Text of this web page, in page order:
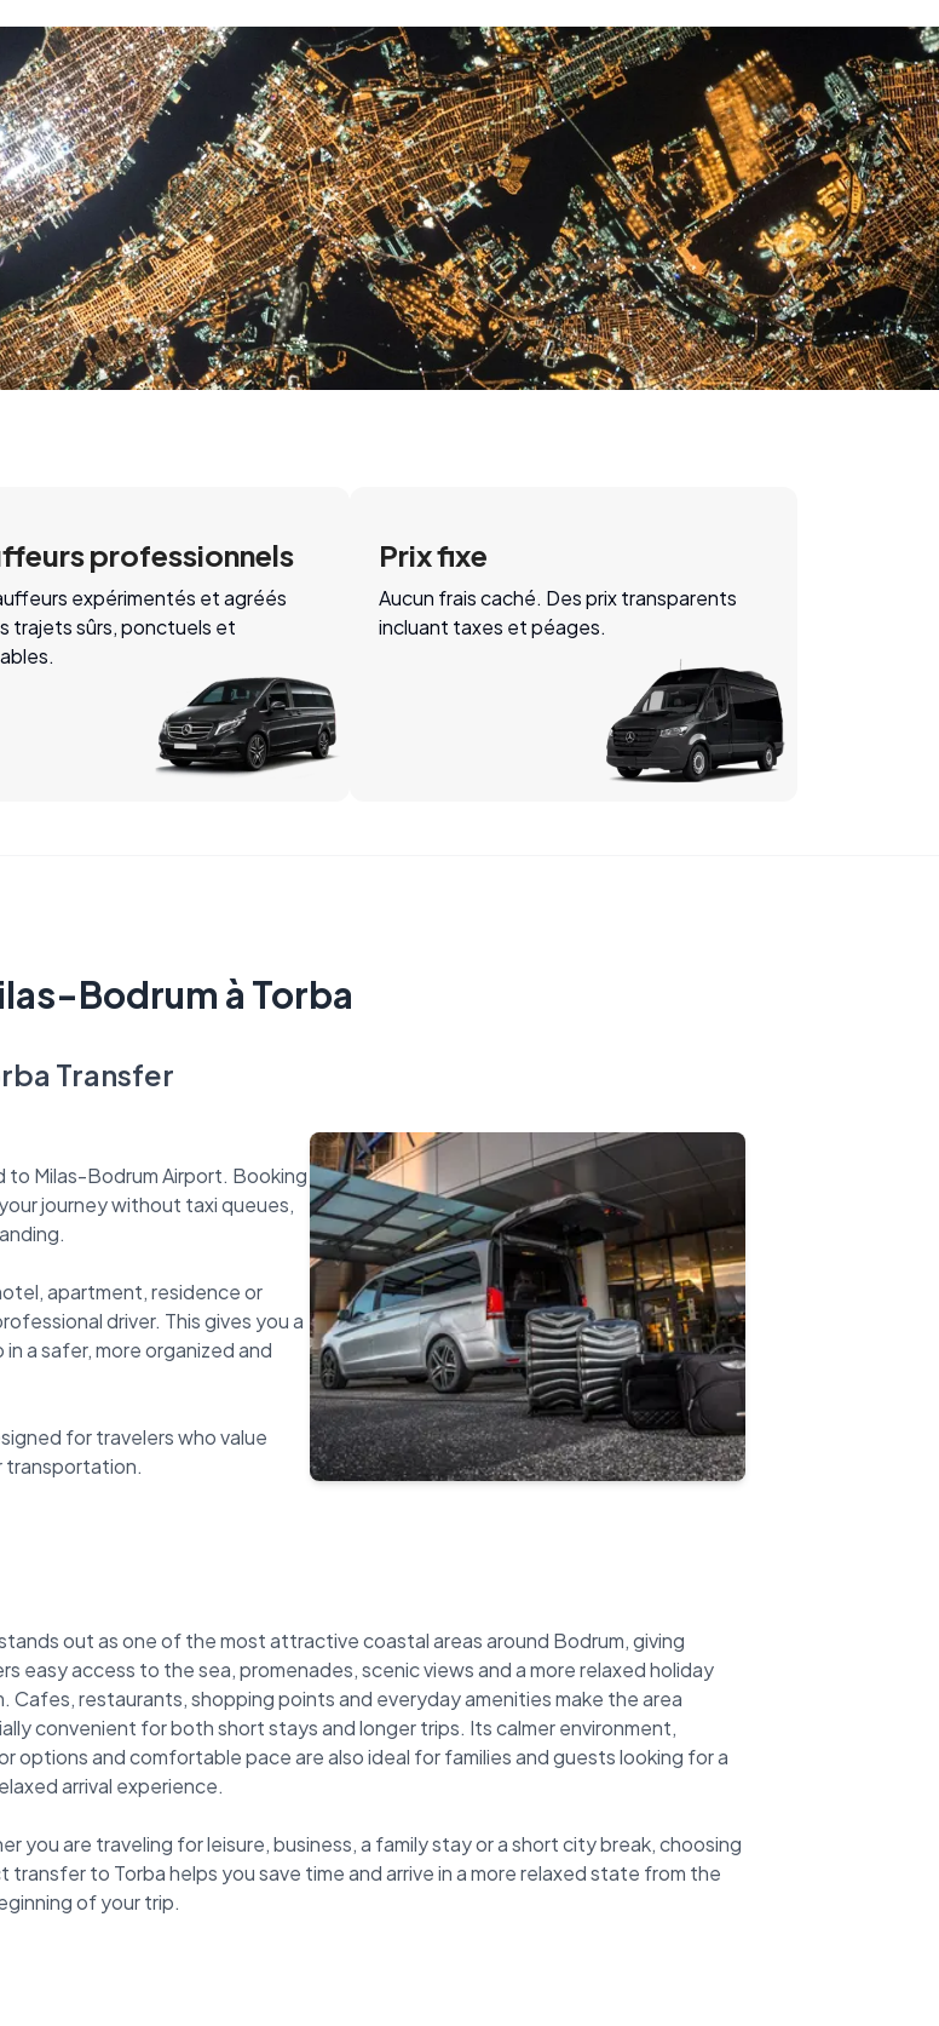
professionnels
expérimentés et agréés
trajets sûrs, ponctuels et
Prix fixe
Aucun frais caché. Des prix transparents
incluant taxes et péages.
Bodrum à Torba
Transfer
Milas-Bodrum Airport. Booking
journey without taxi queues,
apartment, residence or
driver. This gives you a
a safer, more organized and
for travelers who value
out as one of the most attractive coastal areas around Bodrum, giving
easy access to the sea, promenades, scenic views and a more relaxed holiday
Cafes, restaurants, shopping points and everyday amenities make the area
convenient for both short stays and longer trips. Its calmer environment,
options and comfortable pace are also ideal for families and guests looking for a
arrival experience.
you are traveling for leisure, business, a family stay or a short city break, choosing
transfer to Torba helps you save time and arrive in a more relaxed state from the